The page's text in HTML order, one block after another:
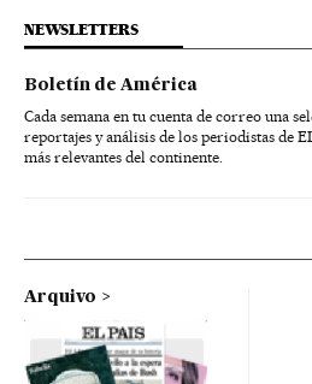
NEWSLETTERS
Boletín de América
Cada semana en tu cuenta de correo una
reportajes y análisis de los periodistas de
más relevantes del continente.
Arquivo